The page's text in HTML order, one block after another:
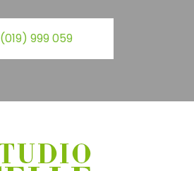
(019) 999 059